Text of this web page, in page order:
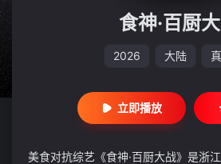
食神·百厨
2026 大陆
立即播放
美食对抗综艺《食神·百厨大战》是浙